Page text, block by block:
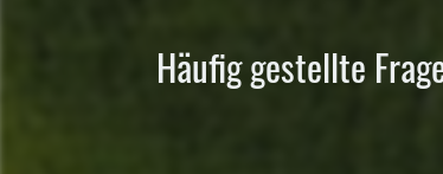
Häufig gestellte